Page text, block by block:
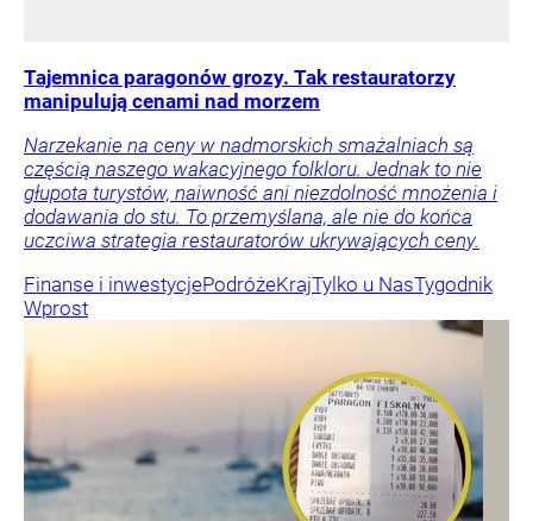
Tajemnica paragonów grozy. Tak restauratorzy
manipulują cenami nad morzem
Narzekanie na ceny w nadmorskich smażalniach są
częścią naszego wakacyjnego folkloru. Jednak to nie
głupota turystów, naiwność ani niezdolność mnożenia i
dodawania do stu. To przemyślana, ale nie do końca
uczciwa strategia restauratorów ukrywających ceny.
Finanse i inwestycjePodróżeKrajTylko u NasTygodnik
Wprost